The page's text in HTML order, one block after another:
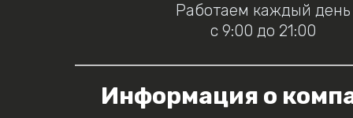
Работаем каждый день
с 9:00 до 21:00
Информация о